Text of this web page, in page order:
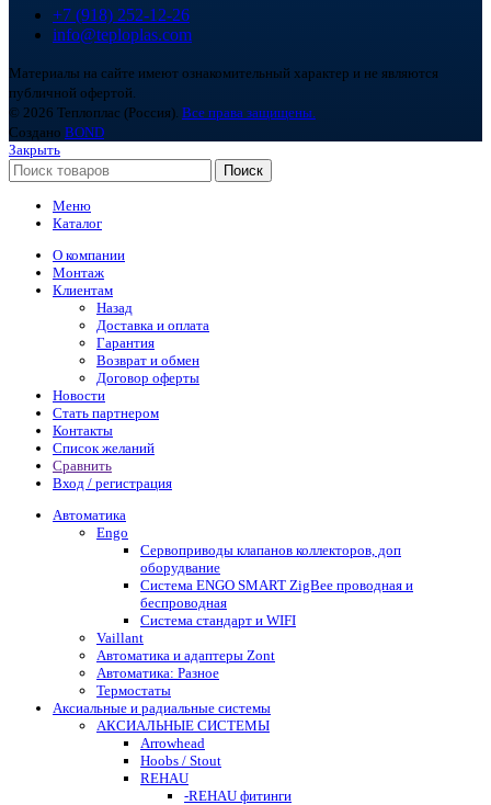
+7 (918) 252-12-26
info@teploplas.com
Материалы на сайте имеют ознакомительный характер и не являются
публичной офертой.
© 2026 Теплоплас (Россия). Все права защищены.
Создано BOND
Закрыть
Поиск
Меню
Каталог
О компании
Монтаж
Клиентам
Назад
Доставка и оплата
Гарантия
Возврат и обмен
Договор оферты
Новости
Стать партнером
Контакты
Список желаний
Сравнить
Вход / регистрация
Автоматика
Engo
Сервоприводы клапанов коллекторов, доп
оборудвание
Система ENGO SMART ZigBee проводная и
беспроводная
Система стандарт и WIFI
Vaillant
Автоматика и адаптеры Zont
Автоматика: Разное
Термостаты
Аксиальные и радиальные системы
АКСИАЛЬНЫЕ СИСТЕМЫ
Arrowhead
Hoobs / Stout
REHAU
-REHAU фитинги